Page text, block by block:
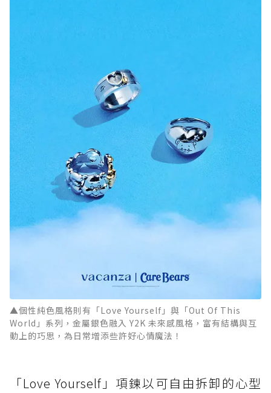
▲個性純色風格則有「Love Yourself」與「Out Of This
World」系列，金屬銀色融入 Y2K 未來感風格，富有結構與互
動上的巧思，為日常增添些許好心情魔法！
「Love Yourself」項鍊以可自由拆卸的心型